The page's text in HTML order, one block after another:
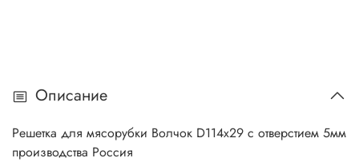
Описание
Решетка для мясорубки Волчок D114х29 с отверстием 5мм
производства Россия